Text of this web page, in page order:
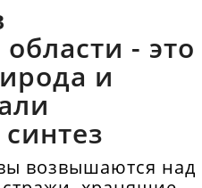
- это
и
возвышаются над